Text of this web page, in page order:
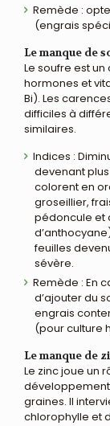
Remède :
(engrais
Le manque de
Le soufre est
hormones et
Bi). Les
difficiles à
similaires.
Indices :
devenant
colorent en
groseillier,
pédoncule et
feuilles
sévère.
Remède : En
d’ajouter du
engrais
(pour culture
Le manque de
Le zinc joue un
graines. Il
chlorophylle et